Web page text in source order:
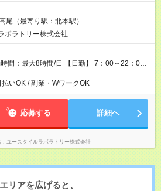
、本採用時と異なる部分があります。 雇用
同じです。 給与：時給 1,150円以上
尾（最寄り駅：北本駅）
ボラトリー株式会社
間：最大8時間/日 【日勤】 7：00～22：00
は法定通り） ※週1日～OK ／ 夜勤
勤務）
いOK / 副業・WワークOK
応募する 詳細へ
ユースタイルラボラトリー株式会社
リアを広げると、